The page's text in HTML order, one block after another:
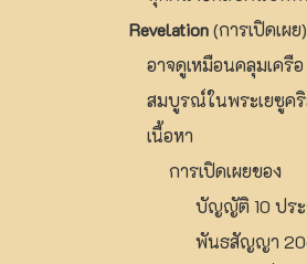
Revelation(การเปิดเผย)
อาจดูเหมือนคลุมเครือ
สมบูรณ์ในพระเยซูคริ
เนื้อหา
การเปิดเผยของ
บัญญัติ 10 ประกา
พันธสัญญา